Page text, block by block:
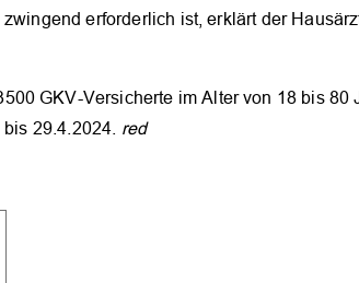
erforderlich ist, erklärt der
GKV-Versicherte im Alter von 18 bis 80
29.4.2024. red